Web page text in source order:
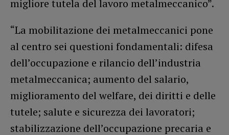
migliore tutela del lavoro metalmeccanico”.
“La mobilitazione dei metalmeccanici pone
al centro sei questioni fondamentali: difesa
dell’occupazione e rilancio dell’industria
metalmeccanica; aumento del salario,
miglioramento del welfare, dei diritti e delle
tutele; salute e sicurezza dei lavoratori;
stabilizzazione dell’occupazione precaria e